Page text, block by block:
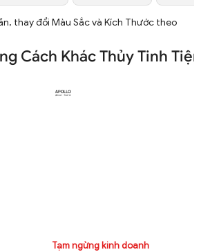
thay đổi Màu Sắc và Kích Thước theo
Cách Khác Thủy Tinh
Tạm ngừng kinh doanh